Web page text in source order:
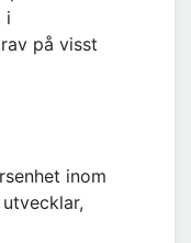
i
på visst
inom